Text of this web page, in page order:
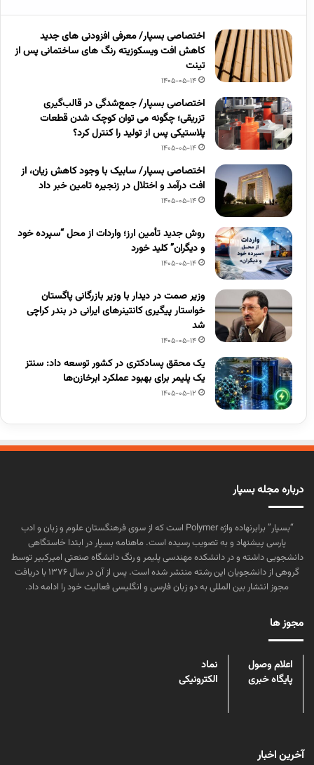
اختصاصی بسپار/ معرفی افزودنی های جدید
کاهش افت ویسکوزیته رنگ های ساختمانی پس از
تینت
1405-05-14
اختصاصی بسپار/ جمع‌شدگی در قالب‌گیری
تزریقی؛ چگونه می توان کوچک شدن قطعات
پلاستیکی پس از تولید را کنترل کرد؟
1405-05-14
اختصاصی بسپار/ سابیک با وجود کاهش زیان، از
افت درآمد و اختلال در زنجیره تامین خبر داد
1405-05-14
روش جدید تأمین ارز؛ واردات از محل “سپرده خود
و دیگران” کلید خورد
1405-05-14
وزیر صمت در دیدار با وزیر بازرگانی پاگستان
خواستار پیگیری کانتینرهای ایرانی در بندر کراچی
شد
1405-05-14
یک محقق پسادکتری در کشور توسعه داد: سنتز
یک پلیمر برای بهبود عملکرد ابرخازن‌ها
1405-05-12
درباره مجله بسپار
“بسپار” برابرنهاده واژه Polymer است که از سوی فرهنگستان علوم و زبان و ادب
پارسی پیشنهاد و به تصویب رسیده است. ماهنامه بسپار در ابتدا خاستگاهی
دانشجویی داشته و در دانشکده مهندسی پلیمر و رنگ دانشگاه صنعتی امیرکبیر توسط
گروهی از دانشجویان این رشته منتشر شده است. پس از آن در سال ۱۳۷۶ با دریافت
مجوز انتشار بین المللی به دو زبان فارسی و انگلیسی فعالیت خود را ادامه داد.
مجوز ها
اعلام وصول
پایگاه خبری
نماد
الکترونیکی
آخرین اخبار